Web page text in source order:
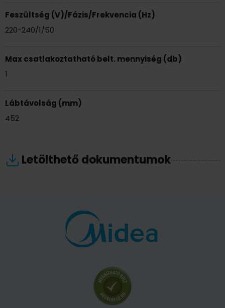
Feszültség (V)/Fázis/Frekvencia (Hz)
220-240/1/50
Max csatlakoztatható belt. mennyiség (db)
1
Lábtávolság (mm)
452
Letölthető dokumentumok